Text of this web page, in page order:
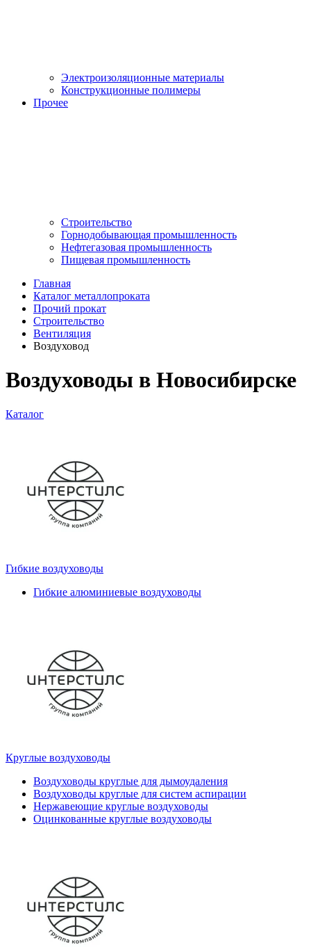
Электроизоляционные материалы
Конструкционные полимеры
Прочее
Строительство
Горнодобывающая промышленность
Нефтегазовая промышленность
Пищевая промышленность
Главная
Каталог металлопроката
Прочий прокат
Строительство
Вентиляция
Воздуховод
Воздуховоды в Новосибирске
Каталог
Гибкие воздуховоды
Гибкие алюминиевые воздуховоды
Круглые воздуховоды
Воздуховоды круглые для дымоудаления
Воздуховоды круглые для систем аспирации
Нержавеющие круглые воздуховоды
Оцинкованные круглые воздуховоды